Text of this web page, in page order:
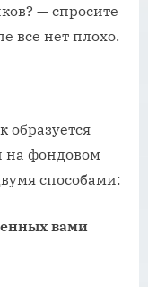
— спросите
все нет плохо.
образуется
на фондовом
способами:
вами